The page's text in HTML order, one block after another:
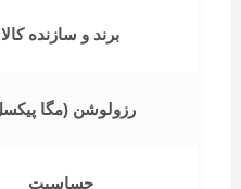
برند و سازنده کالا
رزولوشن (مگا
حساسیت